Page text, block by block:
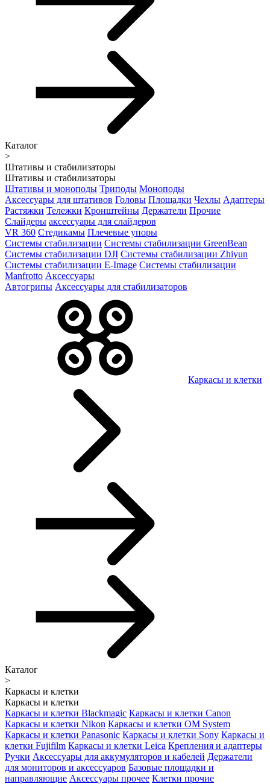
Каталог
>
Штативы и стабилизаторы
Штативы и стабилизаторы
Штативы и моноподы Триподы Моноподы
Аксессуары для штативов Головы Площадки Чехлы Адаптеры
Растяжки Тележки Кронштейны Держатели Прочие
Слайдеры аксессуары для слайдеров
VR 360 Стедикамы Плечевые упоры
Системы стабилизации Системы стабилизации GreenBean
Системы стабилизации DJI Системы стабилизации Zhiyun
Системы стабилизации E-Image Системы стабилизации
Manfrotto Аксессуары
Автогрипы Аксессуары для стабилизаторов
Каркасы и клетки
Каталог
>
Каркасы и клетки
Каркасы и клетки
Каркасы и клетки Blackmagic Каркасы и клетки Canon
Каркасы и клетки Nikon Каркасы и клетки OM System
Каркасы и клетки Panasonic Каркасы и клетки Sony Каркасы и
клетки Fujifilm Каркасы и клетки Leica Крепления и адаптеры
Ручки Аксессуары для аккумуляторов и кабелей Держатели
для мониторов и аксессуаров Базовые площадки и
направляющие Аксессуары прочее Клетки прочие